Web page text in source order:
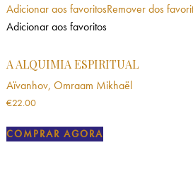
Adicionar aos favoritosRemover dos
Adicionar aos favoritos
A ALQUIMIA ESPIRITUAL
Aïvanhov, Omraam Mikhaël
€22.00
COMPRAR AGORA